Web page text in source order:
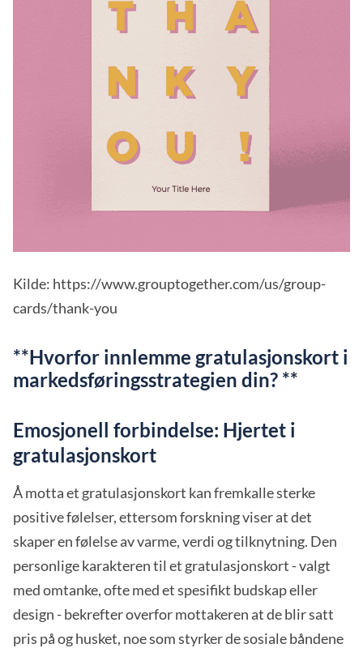
Kilde: https://www.grouptogether.com/us/group-
cards/thank-you
**Hvorfor innlemme gratulasjonskort i
markedsføringsstrategien din? **
Emosjonell forbindelse: Hjertet i
gratulasjonskort
Å motta et gratulasjonskort kan fremkalle sterke
positive følelser, ettersom forskning viser at det
skaper en følelse av varme, verdi og tilknytning. Den
personlige karakteren til et gratulasjonskort - valgt
med omtanke, ofte med et spesifikt budskap eller
design - bekrefter overfor mottakeren at de blir satt
pris på og husket, noe som styrker de sosiale båndene